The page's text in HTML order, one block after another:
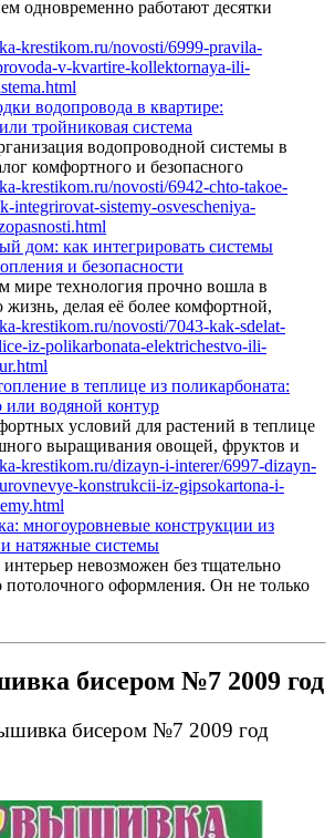
одновременно работают десятки
водопровода в квартире:
тройниковая система
водопроводной системы в
комфортного и безопасного
дом: как интегрировать системы
и безопасности
мире технология прочно вошла в
делая её более комфортной,
в теплице из поликарбоната:
или водяной контур
условий для растений в теплице
выращивания овощей, фруктов и
многоуровневые конструкции из
и натяжные системы
невозможен без тщательно
потолочного оформления. Он не только
бисером №7 2009 год
бисером №7 2009 год